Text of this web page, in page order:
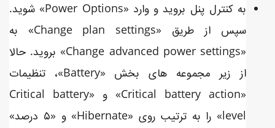
به کنترل پنل بروید و وارد «Power Options» شوید.
سپس از طریق «Change plan settings» به
«Change advanced power settings» بروید. حالا
از زیر مجموعه های بخش «Battery»، تنظیمات
«Critical battery action» و «Critical battery
level» را به ترتیب روی «Hibernate» و «۵ درصد»